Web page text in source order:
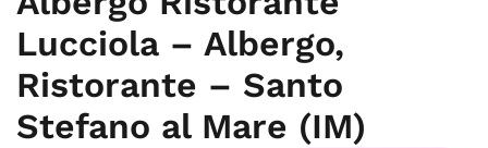
Lucciola – Albergo,
Ristorante – Santo
Stefano al Mare (IM)